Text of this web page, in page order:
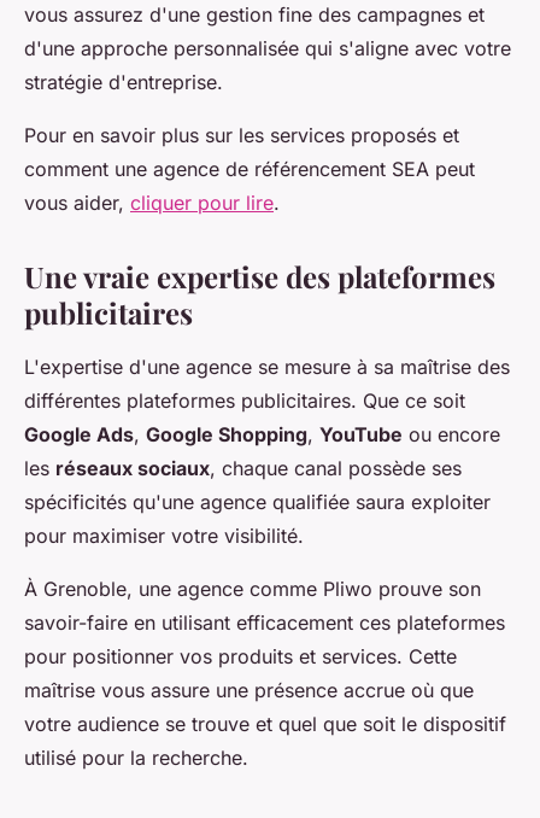
vous assurez d'une gestion fine des campagnes et
d'une approche personnalisée qui s'aligne avec votre
stratégie d'entreprise.
Pour en savoir plus sur les services proposés et
comment une agence de référencement SEA peut
vous aider, cliquer pour lire.
Une vraie expertise des plateformes
publicitaires
L'expertise d'une agence se mesure à sa maîtrise des
différentes plateformes publicitaires. Que ce soit
Google Ads, Google Shopping, YouTube ou encore
les réseaux sociaux, chaque canal possède ses
spécificités qu'une agence qualifiée saura exploiter
pour maximiser votre visibilité.
À Grenoble, une agence comme Pliwo prouve son
savoir-faire en utilisant efficacement ces plateformes
pour positionner vos produits et services. Cette
maîtrise vous assure une présence accrue où que
votre audience se trouve et quel que soit le dispositif
utilisé pour la recherche.